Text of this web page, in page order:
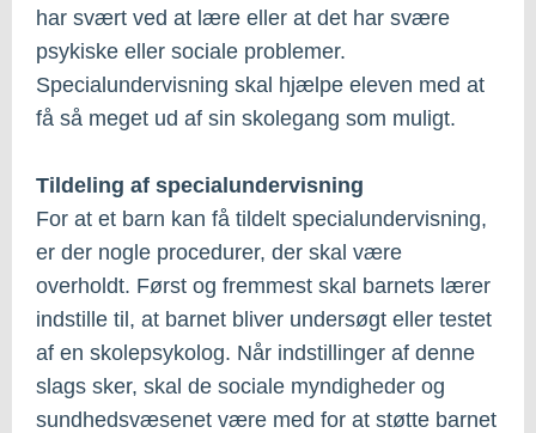
har svært ved at lære eller at det har svære
psykiske eller sociale problemer.
Specialundervisning skal hjælpe eleven med at
få så meget ud af sin skolegang som muligt.
Tildeling af specialundervisning
For at et barn kan få tildelt specialundervisning,
er der nogle procedurer, der skal være
overholdt. Først og fremmest skal barnets lærer
indstille til, at barnet bliver undersøgt eller testet
af en skolepsykolog. Når indstillinger af denne
slags sker, skal de sociale myndigheder og
sundhedsvæsenet være med for at støtte barnet